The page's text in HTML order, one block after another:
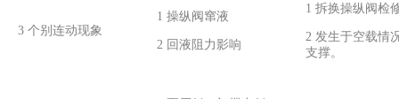
3 个别连动现象
1 操纵阀窜液
2 回液阻力影响
1 拆换操纵阀检
2 发生于空载情
支撑。